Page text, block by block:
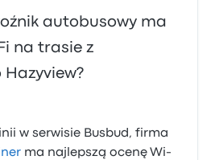
autobusowy ma
na trasie z
w serwisie Busbud, firma
ma najlepszą ocenę Wi-